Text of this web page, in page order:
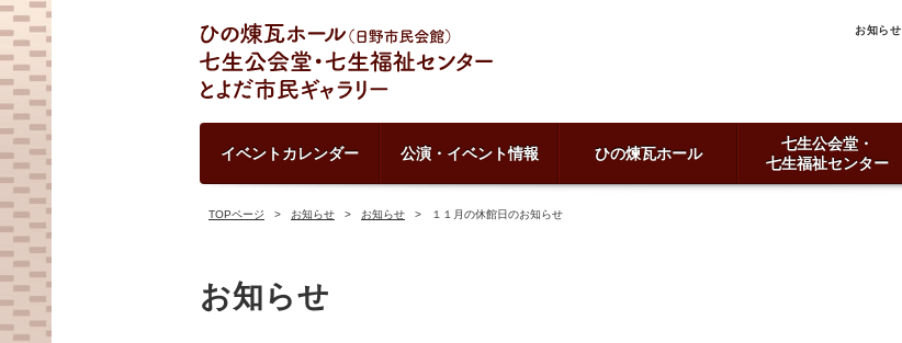
お知らせ
イベントカレンダー 公演・イベント情報 ひの煉瓦ホール
七生公会堂・
七生福祉センター
TOPページ お知らせ お知らせ １１月の休館日のお知らせ
お知らせ